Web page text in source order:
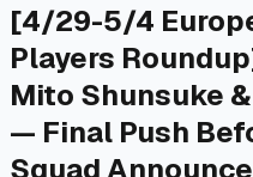
[4/29-5/4
Players
Mito Shunsuke
— Final Push
Squad